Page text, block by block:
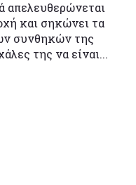
απελευθερώνεται
και σηκώνει τα
συνθηκών της
της να είναι...